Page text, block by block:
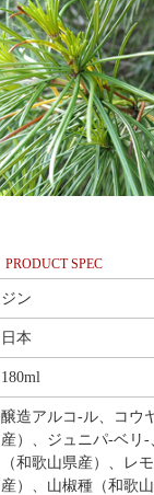
PRODUCT SPEC
ジン
日本
180ml
醸造アルコ-ル、コウ
産）、ジュニパ-ベリ
（和歌山県産）、レ
産）、山椒種（和歌山